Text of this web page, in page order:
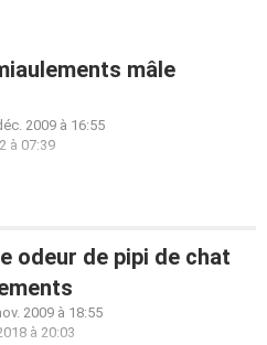
mâle
2009 à 16:55
à 07:39
odeur de pipi de chat
2009 à 18:55
à 20:03